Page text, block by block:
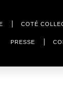
COTÉ
PRESSE